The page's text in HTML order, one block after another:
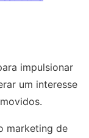
impulsionar
um interesse
marketing de